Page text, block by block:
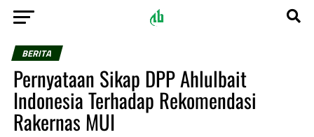
BERITA
Pernyataan Sikap DPP Ahlulbait
Indonesia Terhadap Rekomendasi
Rakernas MUI